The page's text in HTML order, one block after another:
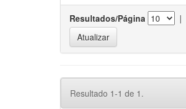
Resultados/Página |
Resultado 1-1 de 1.